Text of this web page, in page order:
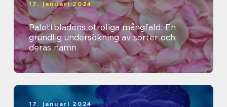
17. januari 2024
Palettbladens otroliga mångfald: En
grundlig undersökning av sorter och
deras namn
17. januari 2024